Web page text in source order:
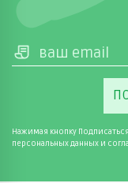
Нажимая кнопку
персональных данных и